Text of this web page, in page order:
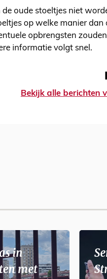
de oude stoeltjes niet
op welke manier
opbrengsten
informatie volgt snel.
Bekijk alle berichten
in
met